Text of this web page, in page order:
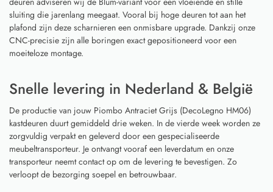
sluiting die jarenlang meegaat. Vooral bij hoge deuren tot aan het
plafond zijn deze scharnieren een onmisbare upgrade. Dankzij onze
CNC-precisie zijn alle boringen exact gepositioneerd voor een
moeiteloze montage.
Snelle levering in Nederland & België
De productie van jouw Piombo Antraciet Grijs (DecoLegno HM06)
kastdeuren duurt gemiddeld drie weken. In de vierde week worden ze
zorgvuldig verpakt en geleverd door een gespecialiseerde
meubeltransporteur. Je ontvangt vooraf een leverdatum en onze
transporteur neemt contact op om de levering te bevestigen. Zo
verloopt de bezorging soepel en betrouwbaar.